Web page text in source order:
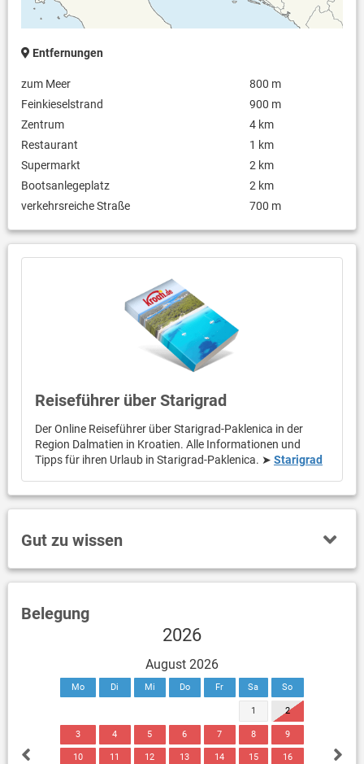
Entfernungen
zum Meer
800 m
Feinkieselstrand
900 m
Zentrum
4 km
Restaurant
1 km
Supermarkt
2 km
Bootsanlegeplatz
2 km
verkehrsreiche Straße
700 m
Reiseführer über Starigrad
Der Online Reiseführer über Starigrad-Paklenica in der
Region Dalmatien in Kroatien. Alle Informationen und
Tipps für ihren Urlaub in Starigrad-Paklenica. ➤ Starigrad
Gut zu wissen
Belegung
2026
August 2026
Mo Di Mi Do Fr Sa So
1 2
3 4 5 6 7 8 9
10 11 12 13 14 15 16